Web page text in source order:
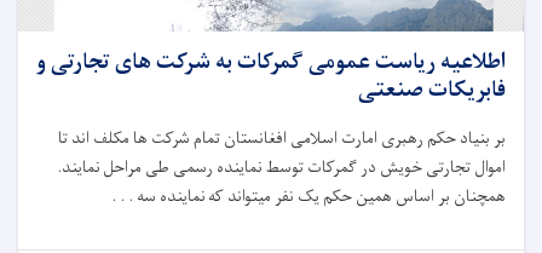
اطلاعیه ریاست عمومی گمرکات به شرکت های تجارتی و
فابریکات صنعتی
بر بنیاد حکم رهبری امارت اسلامی افغانستان تمام شرکت ها مکلف اند تا
اموال تجارتی خویش در گمرکات توسط نماینده رسمی طی مراحل نمایند.
همچنان بر اساس همین حکم یک نفر میتواند که نماینده سه . . .